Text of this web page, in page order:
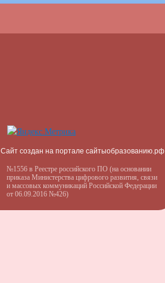
Сайт создан на портале сайтыобразованию.рф
№1556 в Реестре российского ПО (на основании
приказа Министерства цифрового развития, связи
и массовых коммуникаций Российской Федерации
от 06.09.2016 №426)